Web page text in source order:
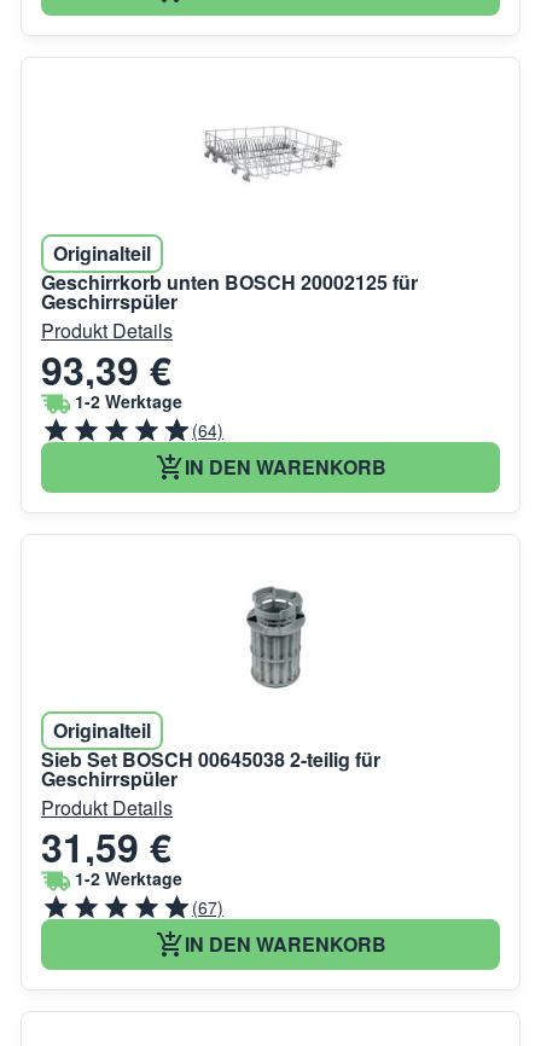
Originalteil
Geschirrkorb unten BOSCH 20002125 für
Geschirrspüler
Produkt Details
93,39 €
1-2 Werktage
(64)
IN DEN WARENKORB
Originalteil
Sieb Set BOSCH 00645038 2-teilig für
Geschirrspüler
Produkt Details
31,59 €
1-2 Werktage
(67)
IN DEN WARENKORB